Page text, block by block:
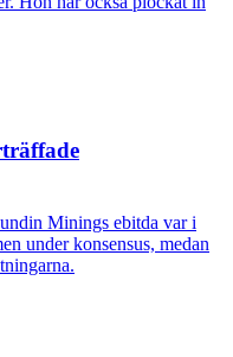
Minings ebitda var i
under konsensus, medan